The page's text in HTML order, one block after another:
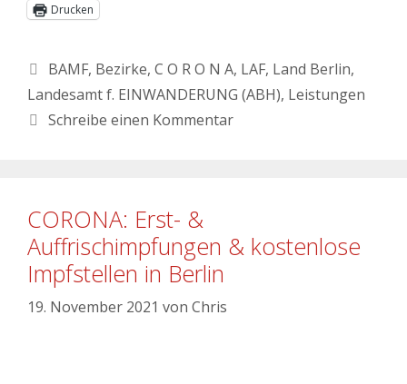
Drucken
BAMF, Bezirke, C O R O N A, LAF, Land Berlin,
Landesamt f. EINWANDERUNG (ABH), Leistungen
Schreibe einen Kommentar
CORONA: Erst- &
Auffrischimpfungen & kostenlose
Impfstellen in Berlin
19. November 2021 von Chris